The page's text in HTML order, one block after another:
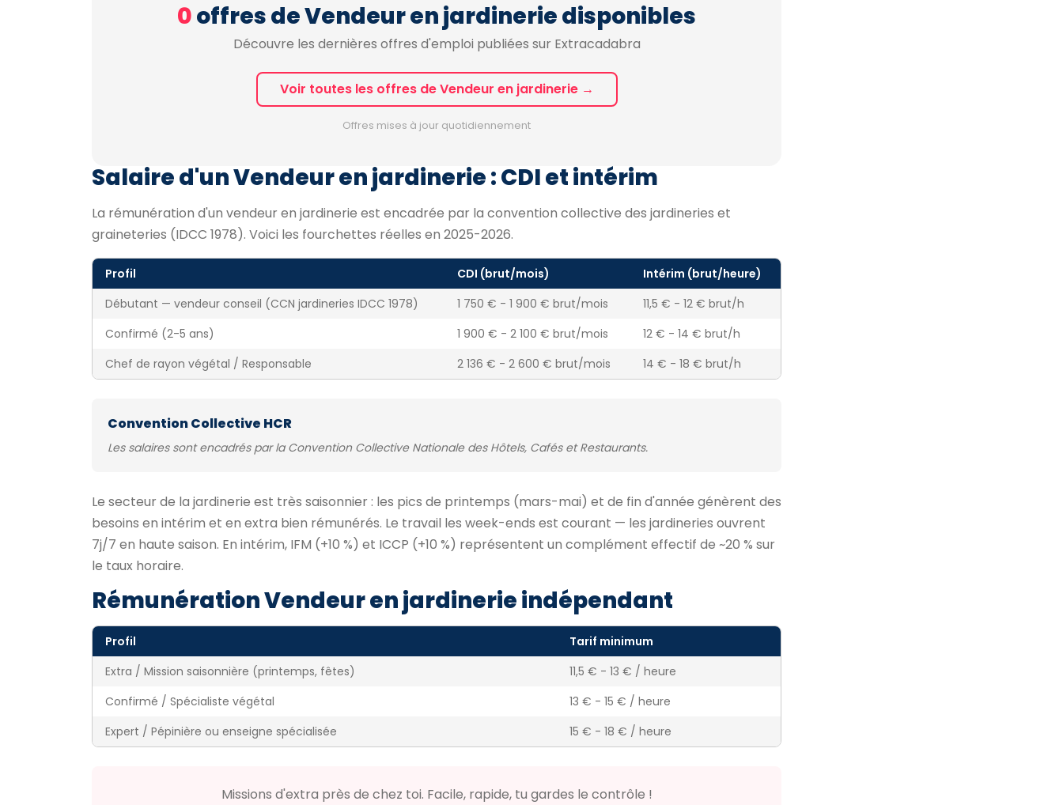
0offres de Vendeur en jardinerie disponibles
Découvre les dernières offres d'emploi publiées sur Extracadabra
Voir toutes les offres de Vendeur en jardinerie →
Offres mises à jour quotidiennement
Salaire d'un Vendeur en jardinerie : CDI et intérim
La rémunération d'un vendeur en jardinerie est encadrée par la convention collective des jardineries et
graineteries (IDCC 1978). Voici les fourchettes réelles en 2025-2026.
Profil CDI (brut/mois)
Intérim (brut/heure)
Débutant — vendeur conseil (CCN jardineries IDCC 1978)
1 750 € - 1 900 € brut/mois
11,5 € - 12 € brut/h
Confirmé (2-5 ans)
1 900 € - 2 100 € brut/mois
12 € - 14 € brut/h
Chef de rayon végétal / Responsable
2 136 € - 2 600 € brut/mois 14 € - 18 € brut/h
Convention Collective HCR
Les salaires sont encadrés par la Convention Collective Nationale des Hôtels, Cafés et Restaurants.
Le secteur de la jardinerie est très saisonnier : les pics de printemps (mars-mai) et de fin d'année génèrent des
besoins en intérim et en extra bien rémunérés. Le travail les week-ends est courant — les jardineries ouvrent
7j/7 en haute saison. En intérim, IFM (+10 %) et ICCP (+10 %) représentent un complément effectif de ~20 % sur
le taux horaire.
Rémunération Vendeur en jardinerie indépendant
Profil
Tarif minimum
Extra / Mission saisonnière (printemps, fêtes)
11,5 € - 13 € / heure
Confirmé / Spécialiste végétal
13 € - 15 € / heure
Expert / Pépinière ou enseigne spécialisée
15 € - 18 € / heure
Missions d'extra près de chez toi. Facile, rapide, tu gardes le contrôle !